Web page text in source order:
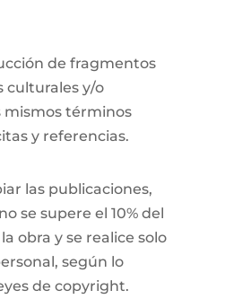
de fragmentos
culturales y/o
mismos términos
y referencias.
las publicaciones,
se supere el 10% del
obra y se realice solo
según lo
de copyright.